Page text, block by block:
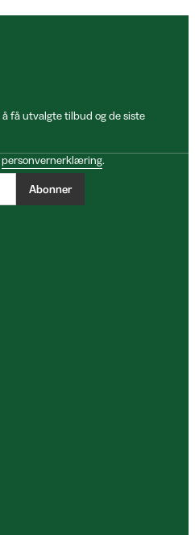
få utvalgte tilbud og de siste
personvernerklæring.
Abonner